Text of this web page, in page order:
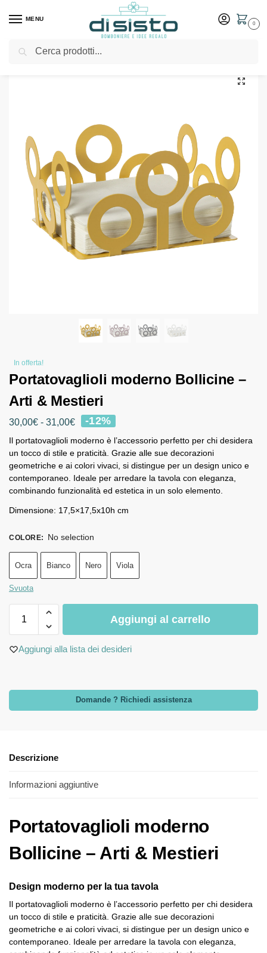
MENU
0
Home Shop Tavola Porta tovaglioli
In offerta!
Portatovaglioli moderno Bollicine –
Arti & Mestieri
30,00€ - 31,00€ -12%
Il portatovaglioli moderno è l’accessorio perfetto per chi desidera
un tocco di stile e praticità. Grazie alle sue decorazioni
geometriche e ai colori vivaci, si distingue per un design unico e
contemporaneo. Ideale per arredare la tavola con eleganza,
combinando funzionalità ed estetica in un solo elemento.
Dimensione: 17,5×17,5x10h cm
COLORE: No selection
Ocra Bianco Nero Viola
Svuota
Aggiungi al carrello
Aggiungi alla lista dei desideri
Domande ? Richiedi assistenza
Descrizione
Informazioni aggiuntive
Portatovaglioli moderno
Bollicine – Arti & Mestieri
Design moderno per la tua tavola
Il portatovaglioli moderno è l’accessorio perfetto per chi desidera
un tocco di stile e praticità. Grazie alle sue decorazioni
geometriche e ai colori vivaci, si distingue per un design unico e
contemporaneo. Ideale per arredare la tavola con eleganza,